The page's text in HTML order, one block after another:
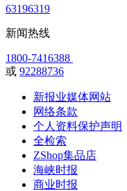
63196319
新闻热线
1800-7416388
或 92288736
新报业媒体网站
网络条款
个人资料保护声明
全检索
ZShop集品店
海峡时报
商业时报